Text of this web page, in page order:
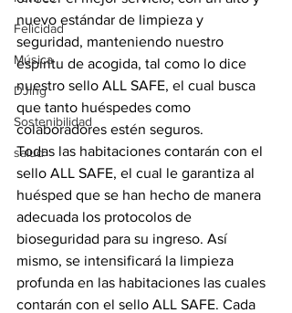
Felicidad
Música
DJing
Sostenibilidad
salud
nuevo estándar de limpieza y
seguridad, manteniendo nuestro
espíritu de acogida, tal como lo dice
nuestro sello ALL SAFE, el cual busca
que tanto huéspedes como
colaboradores estén seguros.
Todas las habitaciones contarán con el
sello ALL SAFE, el cual le garantiza al
huésped que se han hecho de manera
adecuada los protocolos de
bioseguridad para su ingreso. Así
mismo, se intensificará la limpieza
profunda en las habitaciones las cuales
contarán con el sello ALL SAFE. Cada